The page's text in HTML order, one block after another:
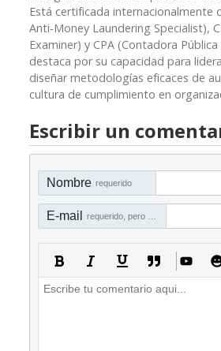
Está certificada internacionalmente
Anti-Money Laundering Specialist),
Examiner) y CPA (Contadora
destaca por su capacidad para
diseñar metodologías eficaces de
cultura de cumplimiento en
Escribir un
Nombre requerido
E-mail